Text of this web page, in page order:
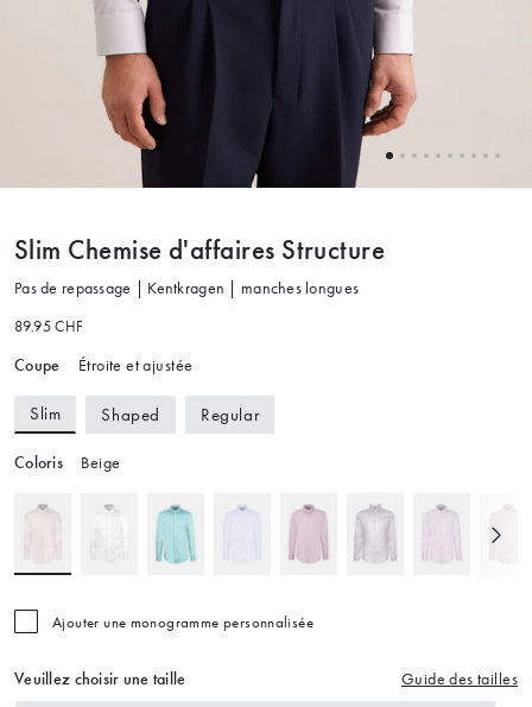
Slim Chemise d'affaires Structure
Pas de repassage | Kentkragen | manches longues
89.95 CHF
Coupe Étroite et ajustée
Slim Shaped Regular
Coloris Beige
Ajouter une monogramme personnalisée
Veuillez choisir une taille Guide des tailles